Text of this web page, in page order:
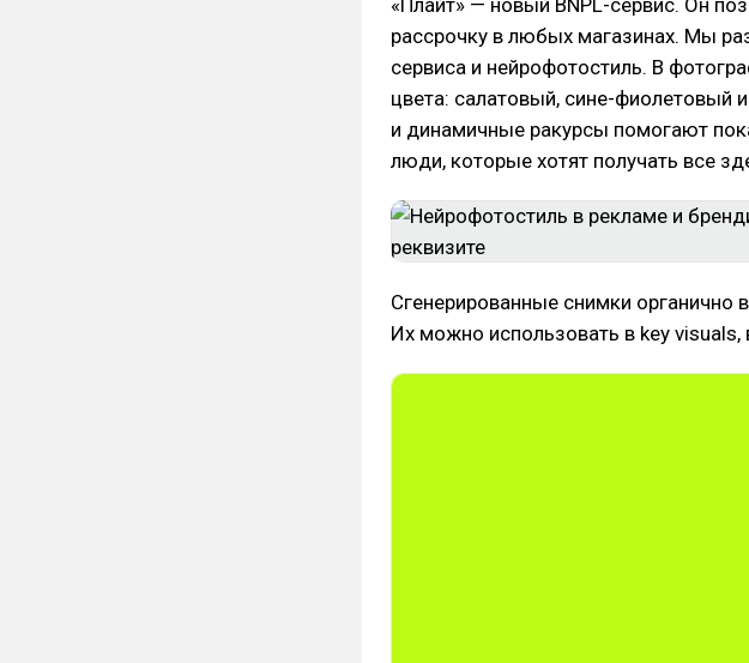
«Плайт» — новый BNPL-сервис. Он
рассрочку в любых магазинах. Мы
сервиса и нейрофотостиль. В
цвета: салатовый, сине-фиолетовый
и динамичные ракурсы помогают
люди, которые хотят получать все
Сгенерированные снимки органично
Их можно использовать в key visuals,